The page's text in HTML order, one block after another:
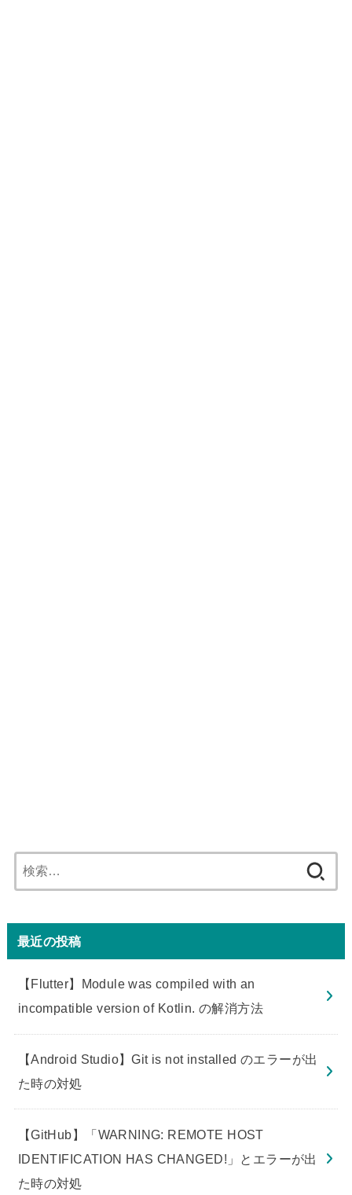
索:
最近の投稿
【Flutter】Module was compiled with an
incompatible version of Kotlin. の解消方法
【Android Studio】Git is not installed のエラーが出
た時の対処
【GitHub】「WARNING: REMOTE HOST
IDENTIFICATION HAS CHANGED!」とエラーが出
た時の対処